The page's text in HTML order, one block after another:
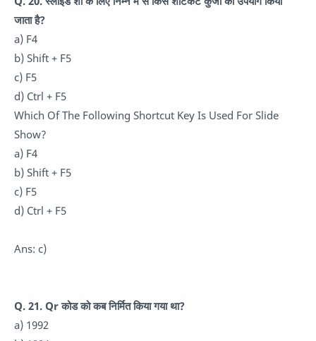
जाता है?
a) F4
b) Shift + F5
c) F5
d) Ctrl + F5
Which Of The Following Shortcut Key Is Used For Slide
Show?
a) F4
b) Shift + F5
c) F5
d) Ctrl + F5
Ans: c)
Q. 21. Qr कोड को कब निर्मित किया गया था?
a) 1992